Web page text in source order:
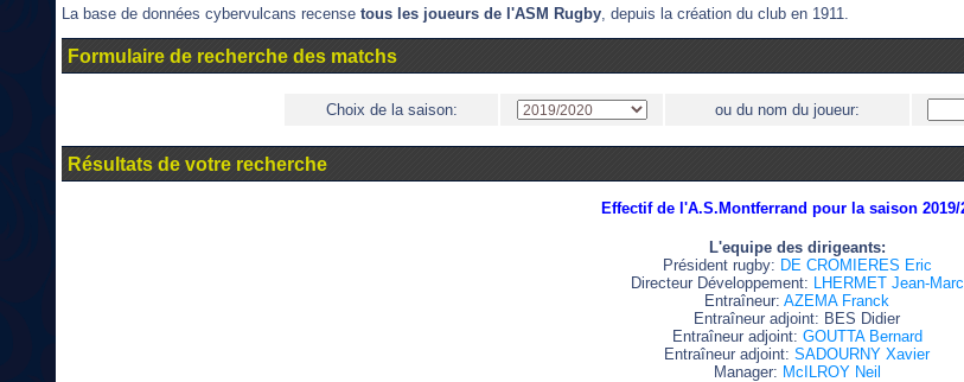
La base de données cybervulcans recense tous les joueurs de l'ASM Rugby, depuis la création du club en 1911.
Formulaire de recherche des matchs
Choix de la saison: ou du nom du joueur:
Résultats de votre recherche
Effectif de l'A.S.Montferrand pour la saison 2019/
L'equipe des dirigeants:
Président rugby: DE CROMIERES Eric
Directeur Développement: LHERMET Jean-Marc
Entraîneur: AZEMA Franck
Entraîneur adjoint: BES Didier
Entraîneur adjoint: GOUTTA Bernard
Entraîneur adjoint: SADOURNY Xavier
Manager: McILROY Neil